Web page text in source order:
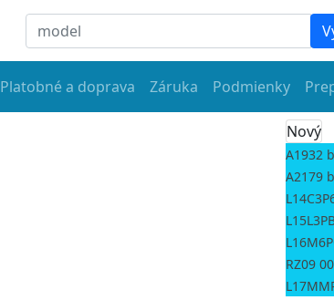
Platobné a doprava Záruka Podmienky
Nový
A1932
A2179
RZ09